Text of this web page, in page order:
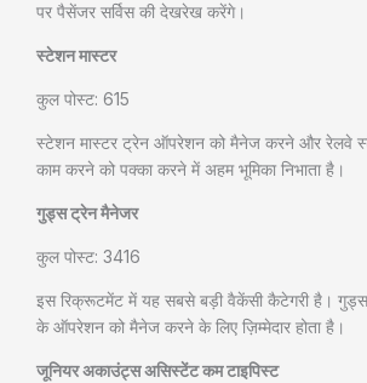
पर पैसेंजर सर्विस की देखरेख करेंगे।
स्टेशन मास्टर
कुल पोस्ट: 615
स्टेशन मास्टर ट्रेन ऑपरेशन को मैनेज करने और रेलवे
काम करने को पक्का करने में अहम भूमिका निभाता है।
गुड्स ट्रेन मैनेजर
कुल पोस्ट: 3416
इस रिक्रूटमेंट में यह सबसे बड़ी वैकेंसी कैटेगरी है। गुड्स
के ऑपरेशन को मैनेज करने के लिए ज़िम्मेदार होता है।
जूनियर अकाउंट्स असिस्टेंट कम टाइपिस्ट